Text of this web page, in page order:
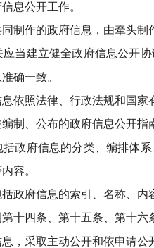
息公开工作。
制作的政府信息，由牵头制
当建立健全政府信息公开协
确一致。
依照法律、行政法规和国
制、公布的政府信息公开指
政府信息的分类、编排体
容。
政府信息的索引、名称、内
十四条、第十五条、第十六
，采取主动公开和依申请公